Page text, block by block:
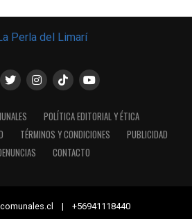
POLÍTICA EDITORIAL Y ÉTICA
TÉRMINOS Y CONDICIONES
PUBLICIDAD
CONTACTO
| +56941118440